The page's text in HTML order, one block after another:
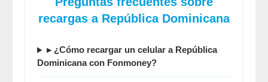
recargas a República Dominicana
▸ ¿Cómo recargar un celular a República
Dominicana con Fonmoney?